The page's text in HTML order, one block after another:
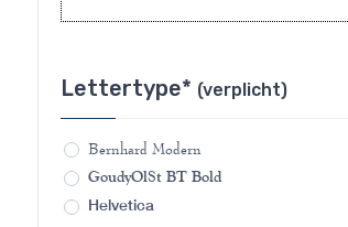
Lettertype* (verplicht)
Bernhard Modern
GoudyOlSt BT Bold
Helvetica